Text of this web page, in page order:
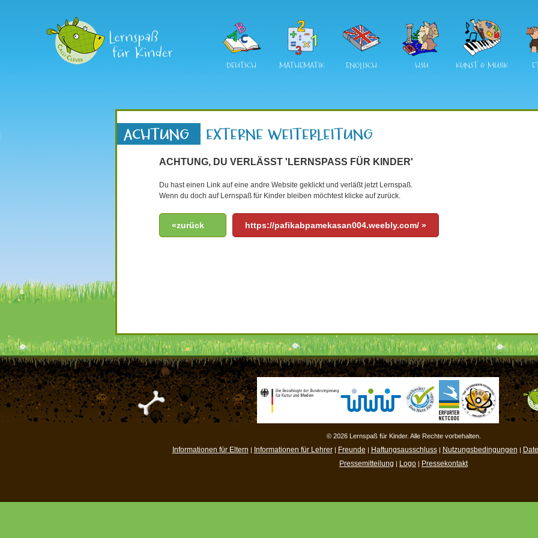
DEUTSCH MATHEMATIK ENGLISCH HSU KUNST & MUSIK
ACHTUNG, DU VERLÄSST 'LERNSPASS FÜR KINDER'
Du hast einen Link auf eine andre Website geklickt und verläßt jetzt Lernspaß.
Wenn du doch auf Lernspaß für Kinder bleiben möchtest klicke auf zurück.
«zurück https://pafikabpamekasan004.weebly.com/ »
© 2026 Lernspaß für Kinder. Alle Rechte vorbehalten.
Informationen für Eltern | Informationen für Lehrer| Freunde | Haftungsausschluss| Nutzungsbedingungen |
Pressemitteilung | Logo | Pressekontakt